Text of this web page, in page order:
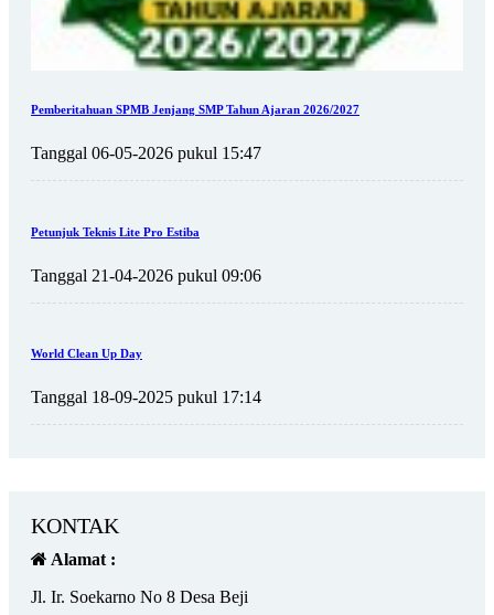
Pemberitahuan SPMB Jenjang SMP Tahun Ajaran 2026/2027
Tanggal 06-05-2026 pukul 15:47
Petunjuk Teknis Lite Pro Estiba
Tanggal 21-04-2026 pukul 09:06
World Clean Up Day
Tanggal 18-09-2025 pukul 17:14
KONTAK
Alamat :
Jl. Ir. Soekarno No 8 Desa Beji